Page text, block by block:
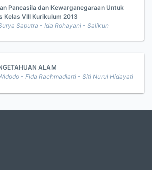
Pancasila dan Kewarganegaraan Untuk
Kelas VIII Kurikulum 2013
Saputra - Ida Rohayani - Salikun
ALAM
- Fida Rachmadiarti - Siti Nurul Hidayati